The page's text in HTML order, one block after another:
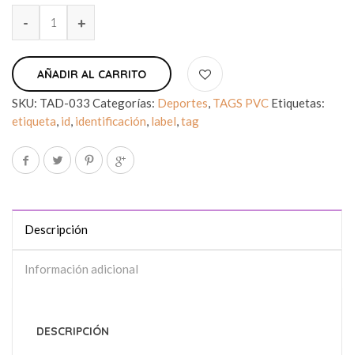
AÑADIR AL CARRITO
SKU: TAD-033 Categorías: Deportes, TAGS PVC Etiquetas:
etiqueta, id, identificación, label,tag
Descripción
Información adicional
DESCRIPCIÓN